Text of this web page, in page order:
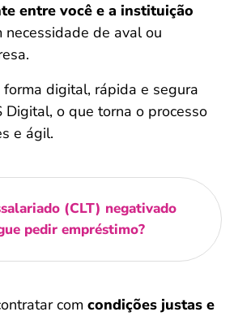
entre você e a instituição
de aval ou
digital, rápida e segura
Digital, o que torna o processo
e ágil.
(CLT) negativado
pedir empréstimo?
com condições justas e